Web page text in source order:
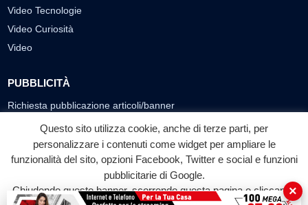
Video Tecnologie
Video Curiosità
Video
PUBBLICITÀ
Richiesta pubblicazione articoli/banner
SEGUICI SUI SOCIAL
f
Facebook
◎ ▶
YouTube
Questo sito utilizza cookie, anche di terze parti, per
personalizzare i contenuti come widget per ampliare le
funzionalità del sito, opzioni Facebook, Twitter e social e funzioni
pubblicitarie di Google.
Chiudendo questo banner, scorrendo questa pagina o cliccando
×